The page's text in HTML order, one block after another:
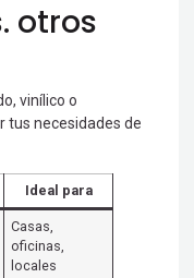
otros
vinílico o
tus necesidades de
Ideal para
Casas,
oficinas,
locales